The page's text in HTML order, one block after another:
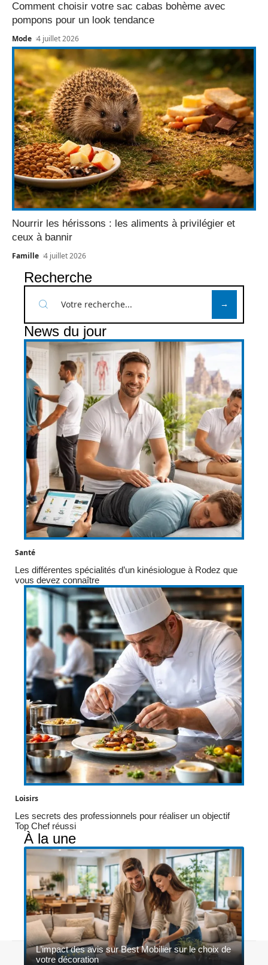
Comment choisir votre sac cabas bohème avec
pompons pour un look tendance
Mode 4 juillet 2026
Nourrir les hérissons : les aliments à privilégier et
ceux à bannir
Famille 4 juillet 2026
Recherche
News du jour
Santé
Les différentes spécialités d’un kinésiologue à Rodez que
vous devez connaître
Loisirs
Les secrets des professionnels pour réaliser un objectif
Top Chef réussi
À la une
L’impact des avis sur Best Mobilier sur le choix de
votre décoration
Contact Mentions légales Sitemap